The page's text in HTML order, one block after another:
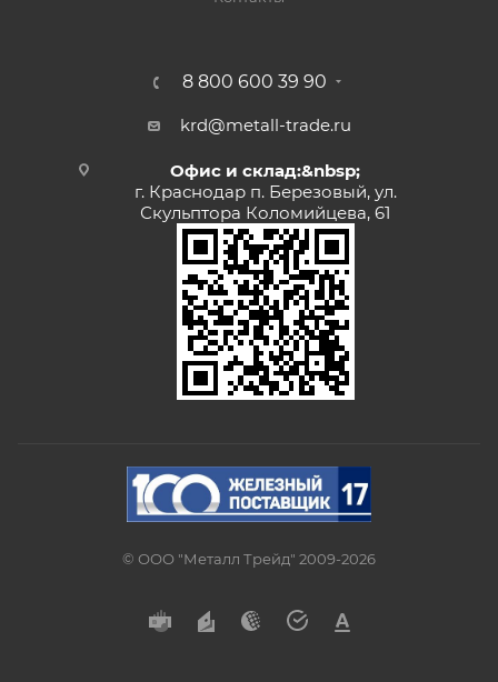
8 800 600 39 90
krd@metall-trade.ru
Офис и склад:&nbsp;
г. Краснодар п. Березовый, ул.
Скульптора Коломийцева, 61
© ООО "Металл Трейд" 2009-2026